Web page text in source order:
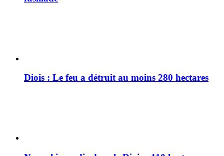
Diois : Le feu a détruit au moins 280 hectares